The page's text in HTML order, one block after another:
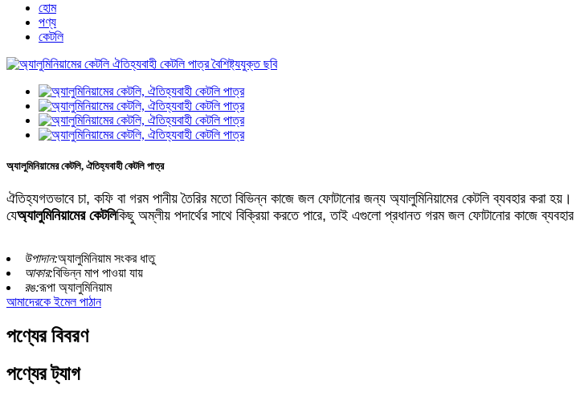
হোম
পণ্য
কেটলি
অ্যালুমিনিয়ামের কেটলি, ঐতিহ্যবাহী কেটলি পাত্র
ঐতিহ্যগতভাবে চা, কফি বা গরম পানীয় তৈরির মতো বিভিন্ন কাজে জল ফোটানোর জন্য অ্যালুমিনিয়ামের কেটলি ব্যবহার করা
যেঅ্যালুমিনিয়ামের কেটলিকিছু অম্লীয় পদার্থের সাথে বিক্রিয়া করতে পারে, তাই এগুলো প্রধানত গরম জল ফোটানোর কাজে ব্যবহার
উপাদান:অ্যালুমিনিয়াম সংকর ধাতু
আকার:বিভিন্ন মাপ পাওয়া যায়
রঙ:রূপা অ্যালুমিনিয়াম
আমাদেরকে ইমেল পাঠান
পণ্যের বিবরণ
পণ্যের ট্যাগ